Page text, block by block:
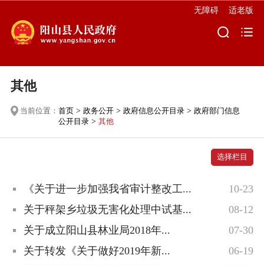
无障碍 适老版
其他
当前位置： 首页> 政务公开> 政府信息公开目录> 政府部门信息
公开目录> 其他
选择栏目
《关于进一步加强我省审计整改工...
10-23
关于秤架乡垃圾无害化处理中试基...
08-12
关于成立阳山县林业局2018年...
07-30
关于转发《关于做好2019年新...
06-19